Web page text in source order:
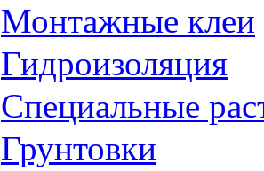
Монтажные клеи
Гидроизоляция
Специальные
Грунтовки